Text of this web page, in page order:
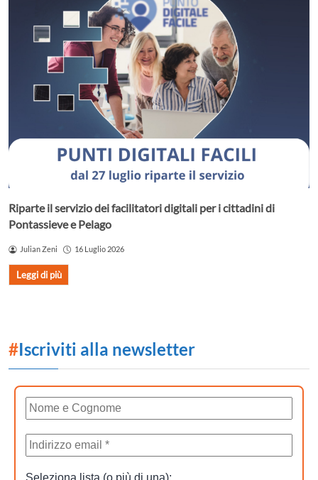
Riparte il servizio dei facilitatori digitali per i cittadini di
Pontassieve e Pelago
Julian Zeni 16 Luglio 2026
Leggi di più
#Iscriviti alla newsletter